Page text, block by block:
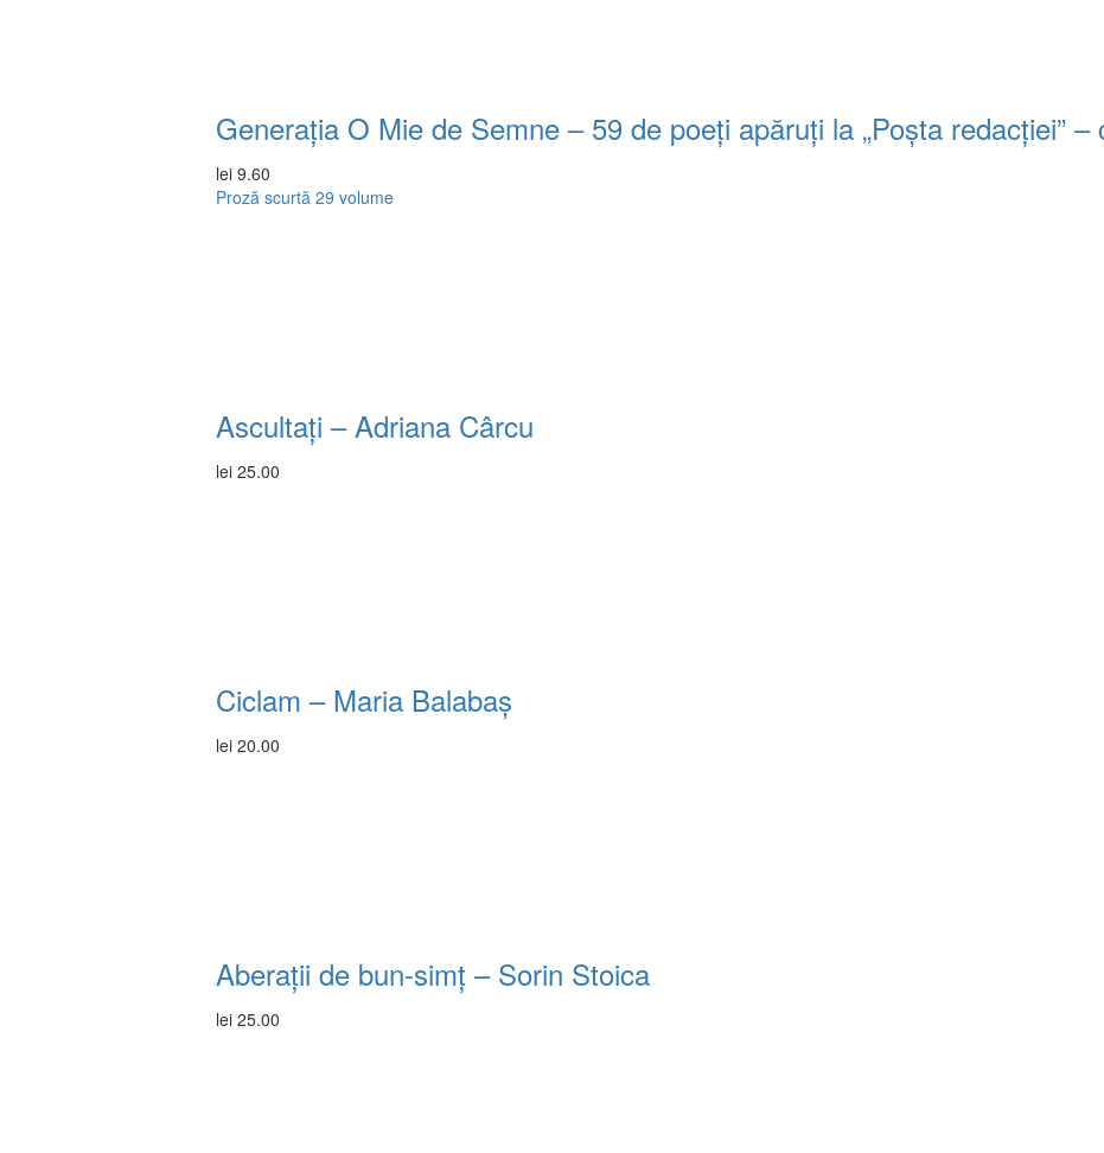
Generația O Mie de Semne – 59 de poeți apăruți la „Poșta redacției”
lei 9.60
Proză scurtă 29 volume
Ascultați – Adriana Cârcu
lei 25.00
Ciclam – Maria Balabaș
lei 20.00
Aberații de bun-simț – Sorin Stoica
lei 25.00